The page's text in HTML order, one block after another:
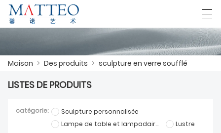
CAS
Deutsch Español
Maison > Des produits > sculpture en verre soufflé
LISTES DE PRODUITS
catégorie:
Sculpture personnalisée
Lampe de table et lampadaire sur mesure
Lustre